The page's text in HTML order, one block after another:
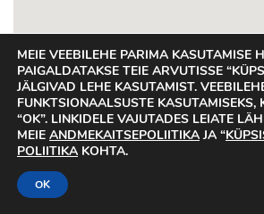
Отепяэ
MEIE VEEBILEHE PARIMA KASUTAMISE
PAIGALDATAKSE TEIE ARVUTISSE
JÄLGIVAD LEHE KASUTAMIST.
FUNKTSIONAALSUSTE KASUTAMISEKS,
“OK”. LINKIDELE VAJUTADES LEIATE
MEIE ANDMEKAITSEPOLIITIKA JA “
POLIITIKA KOHTA.
OK